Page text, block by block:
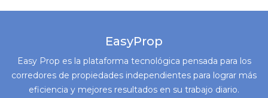
EasyProp
Easy Prop es la plataforma tecnológica pensada para los
corredores de propiedades independientes para lograr más
eficiencia y mejores resultados en su trabajo diario.